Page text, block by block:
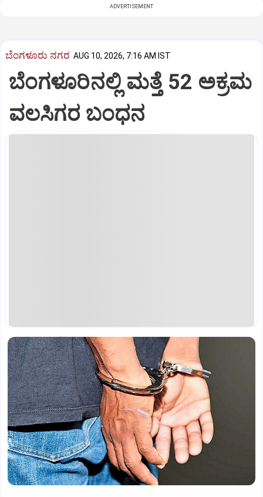
ADVERTISEMENT
ಬೆಂಗಳೂರು ನಗರ AUG 10, 2026, 7:16 AM IST
ಬೆಂಗಳೂರಿನಲ್ಲಿ ಮತ್ತೆ 52 ಅಕ್ರಮ
ವಲಸಿಗರ ಬಂಧನ